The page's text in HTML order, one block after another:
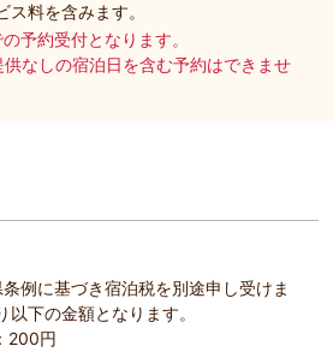
ス料を含みます。
予約受付となります。
なしの宿泊日を含む予約はできませ
例に基づき宿泊税を別途申し受けま
下の金額となります。
200円